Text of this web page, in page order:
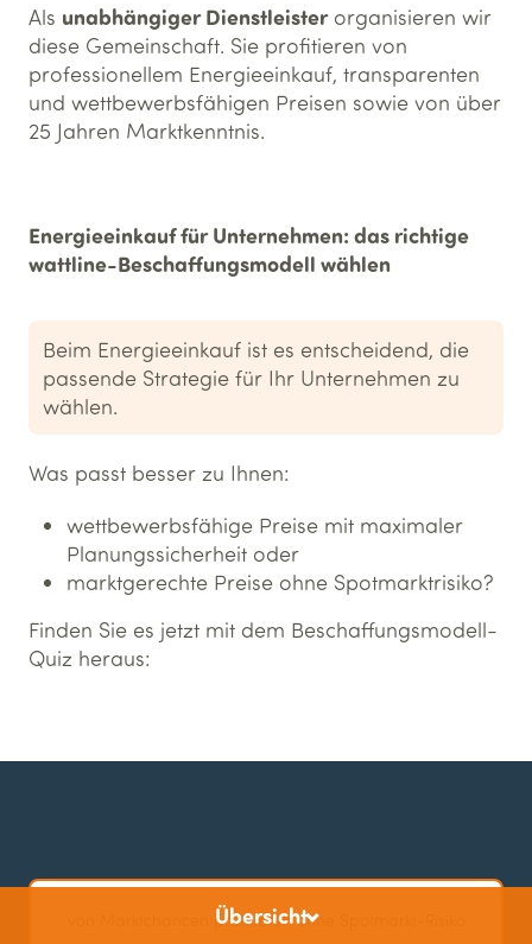
Als unabhängiger Dienstleisterorganisieren wir
diese Gemeinschaft. Sie profitieren von
professionellem Energieeinkauf, transparenten
und wettbewerbsfähigen Preisen sowie von über
25 Jahren Marktkenntnis.
Energieeinkauf für Unternehmen: das richtige
wattline-Beschaffungsmodell wählen
Beim Energieeinkauf ist es entscheidend, die
passende Strategie für Ihr Unternehmen zu
wählen.
Was passt besser zu Ihnen:
wettbewerbsfähige Preise mit maximaler
Planungssicherheit oder
marktgerechte Preise ohne Spotmarktrisiko?
Finden Sie es jetzt mit dem Beschaffungsmodell-
Quiz heraus:
von Marktchancen profitieren ohne Spotmarkt-Risiko
Übersicht